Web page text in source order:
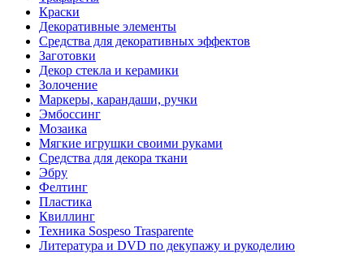
Краски
Декоративные элементы
Средства для декоративных эффектов
Заготовки
Декор стекла и керамики
Золочение
Маркеры, карандаши, ручки
Эмбоссинг
Мозаика
Мягкие игрушки своими руками
Средства для декора ткани
Эбру
Фелтинг
Пластика
Квиллинг
Техника Sospeso Trasparente
Литература и DVD по декупажу и рукоделию